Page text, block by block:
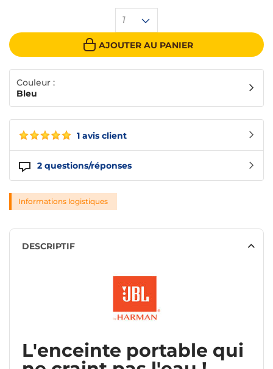
1 avis client
2 questions/réponses
1
AJOUTER AU PANIER
Couleur :
Bleu
Informations logistiques
DESCRIPTIF
L'enceinte portable qui